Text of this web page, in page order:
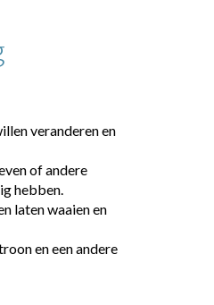
veranderen en
of andere
hebben.
laten waaien en
en een andere